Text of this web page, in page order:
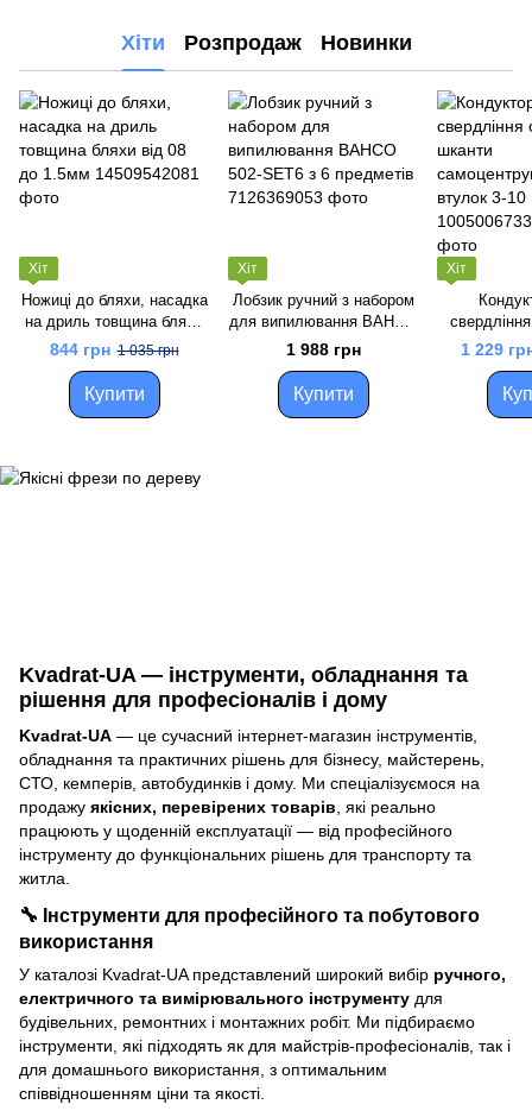
Хіти Розпродаж Новинки
Хіт
Ножиці до бляхи, насадка
на дриль товщина бляхи
від 08 до 1.5мм
844 грн 1 035 грн
Купити
Хіт
Лобзик ручний з набором
для випилювання BAHCO
502-SET6 з 6 предметів
1 988 грн
Купити
Хіт
шканти
набір
1 229
Kvadrat-UA — інструменти, обладнання та
рішення для професіоналів і дому
Kvadrat-UA — це сучасний інтернет-магазин інструментів,
обладнання та практичних рішень для бізнесу, майстерень,
СТО, кемперів, автобудинків і дому. Ми спеціалізуємося на
продажу якісних, перевірених товарів , які реально
працюють у щоденній експлуатації — від професійного
інструменту до функціональних рішень для транспорту та
житла.
🔧 Інструменти для професійного та побутового
використання
У каталозі Kvadrat-UA представлений широкий вибір ручного,
електричного та вимірювального інструменту для
будівельних, ремонтних і монтажних робіт. Ми підбираємо
інструменти, які підходять як для майстрів-професіоналів, так і
для домашнього використання, з оптимальним
співвідношенням ціни та якості.